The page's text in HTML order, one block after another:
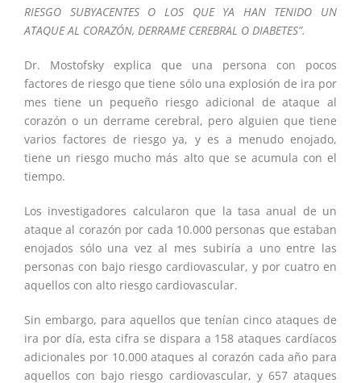
RIESGO SUBYACENTES O LOS QUE YA HAN TENIDO UN
ATAQUE AL CORAZÓN, DERRAME CEREBRAL O DIABETES”.
Dr. Mostofsky explica que una persona con pocos
factores de riesgo que tiene sólo una explosión de ira por
mes tiene un pequeño riesgo adicional de ataque al
corazón o un derrame cerebral, pero alguien que tiene
varios factores de riesgo ya, y es a menudo enojado,
tiene un riesgo mucho más alto que se acumula con el
tiempo.
Los investigadores calcularon que la tasa anual de un
ataque al corazón por cada 10.000 personas que estaban
enojados sólo una vez al mes subiría a uno entre las
personas con bajo riesgo cardiovascular, y por cuatro en
aquellos con alto riesgo cardiovascular.
Sin embargo, para aquellos que tenían cinco ataques de
ira por día, esta cifra se dispara a 158 ataques cardíacos
adicionales por 10.000 ataques al corazón cada año para
aquellos con bajo riesgo cardiovascular, y 657 ataques